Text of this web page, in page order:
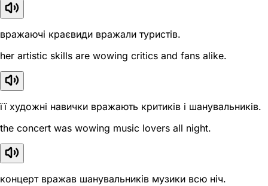
вражаючі краєвиди вражали туристів.
her artistic skills are wowing critics and fans alike.
її художні навички вражають критиків і шанувальників.
the concert was wowing music lovers all night.
концерт вражав шанувальників музики всю ніч.